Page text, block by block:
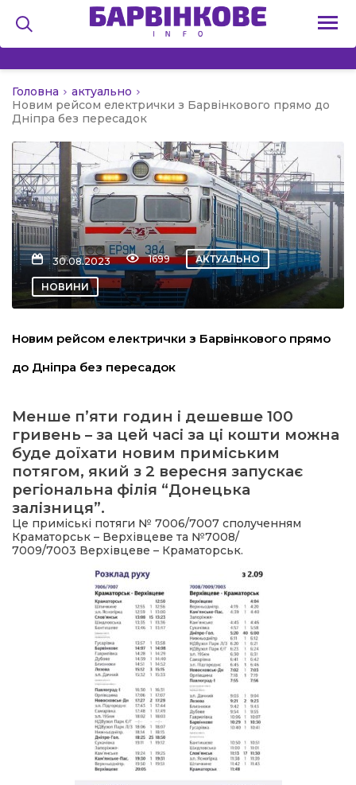
Головна
актуально
Новим рейсом електрички з Барвінкового прямо до
Дніпра без пересадок
30.08.2023 1699 АКТУАЛЬНО
НОВИНИ
Новим рейсом електрички з Барвінкового прямо
до Дніпра без пересадок
Менше п’яти годин і дешевше 100
гривень – за цей часі за ці кошти можна
буде доїхати новим приміським
потягом, який з 2 вересня запускає
регіональна філія “Донецька
залізниця”.
Це приміські потяги № 7006/7007 сполученням
Краматорськ – Верхівцеве та №7008/
7009/7003 Верхівцеве – Краматорськ.